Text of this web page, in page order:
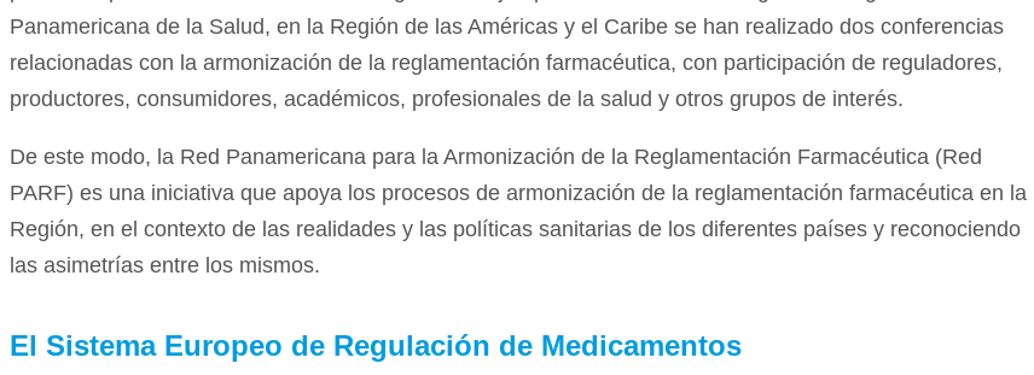
Panamericana de la Salud, en la Región de las Américas y el Caribe se han realizado dos conferencias
relacionadas con la armonización de la reglamentación farmacéutica, con participación de reguladores,
productores, consumidores, académicos, profesionales de la salud y otros grupos de interés.
De este modo, la Red Panamericana para la Armonización de la Reglamentación Farmacéutica (Red
PARF) es una iniciativa que apoya los procesos de armonización de la reglamentación farmacéutica en la
Región, en el contexto de las realidades y las políticas sanitarias de los diferentes países y reconociendo
las asimetrías entre los mismos.
El Sistema Europeo de Regulación de Medicamentos